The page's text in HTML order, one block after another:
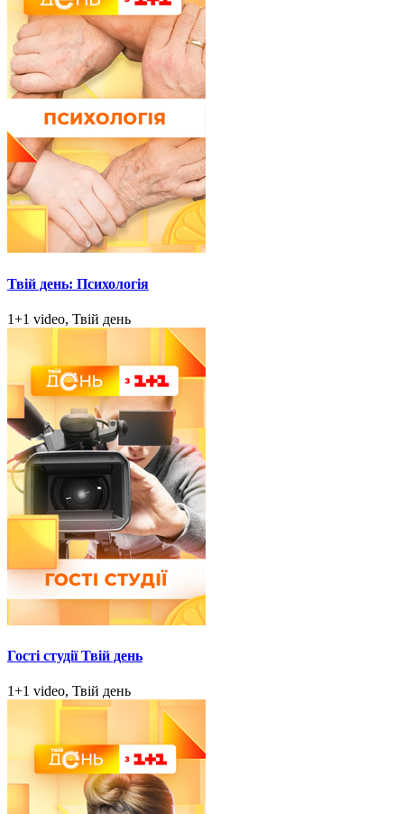
Твій день: Психологія
1+1 video, Твій день
Гості студії Твій день
1+1 video, Твій день